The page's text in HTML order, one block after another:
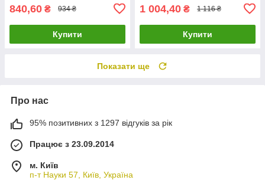
840,60 ₴ 934 ₴
Купити
1 004,40 ₴ 1 116 ₴
Купити
Показати ще
Про нас
95% позитивних з 1297 відгуків за рік
Працює з 23.09.2014
м. Київ
п-т Науки 57, Київ, Україна